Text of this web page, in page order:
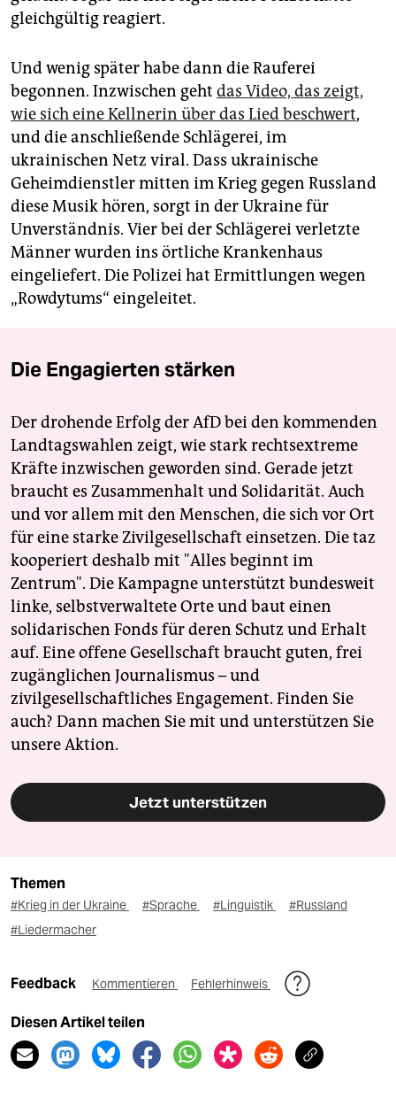
gleichgültig reagiert.
Und wenig später habe dann die Rauferei
begonnen. Inzwischen geht das Video, das zeigt,
wie sich eine Kellnerin über das Lied beschwert,
und die anschließende Schlägerei, im
ukrainischen Netz viral. Dass ukrainische
Geheimdienstler mitten im Krieg gegen Russland
diese Musik hören, sorgt in der Ukraine für
Unverständnis. Vier bei der Schlägerei verletzte
Männer wurden ins örtliche Krankenhaus
eingeliefert. Die Polizei hat Ermittlungen wegen
„Rowdytums“ eingeleitet.
Die Engagierten stärken
Der drohende Erfolg der AfD bei den kommenden
Landtagswahlen zeigt, wie stark rechtsextreme
Kräfte inzwischen geworden sind. Gerade jetzt
braucht es Zusammenhalt und Solidarität. Auch
und vor allem mit den Menschen, die sich vor Ort
für eine starke Zivilgesellschaft einsetzen. Die taz
kooperiert deshalb mit "Alles beginnt im
Zentrum". Die Kampagne unterstützt bundesweit
linke, selbstverwaltete Orte und baut einen
solidarischen Fonds für deren Schutz und Erhalt
auf. Eine offene Gesellschaft braucht guten, frei
zugänglichen Journalismus – und
zivilgesellschaftliches Engagement. Finden Sie
auch? Dann machen Sie mit und unterstützen Sie
unsere Aktion.
Jetzt unterstützen
Themen
#Krieg in der Ukraine #Sprache #Linguistik
#Russland
#Liedermacher
Feedback Kommentieren Fehlerhinweis
Diesen Artikel teilen